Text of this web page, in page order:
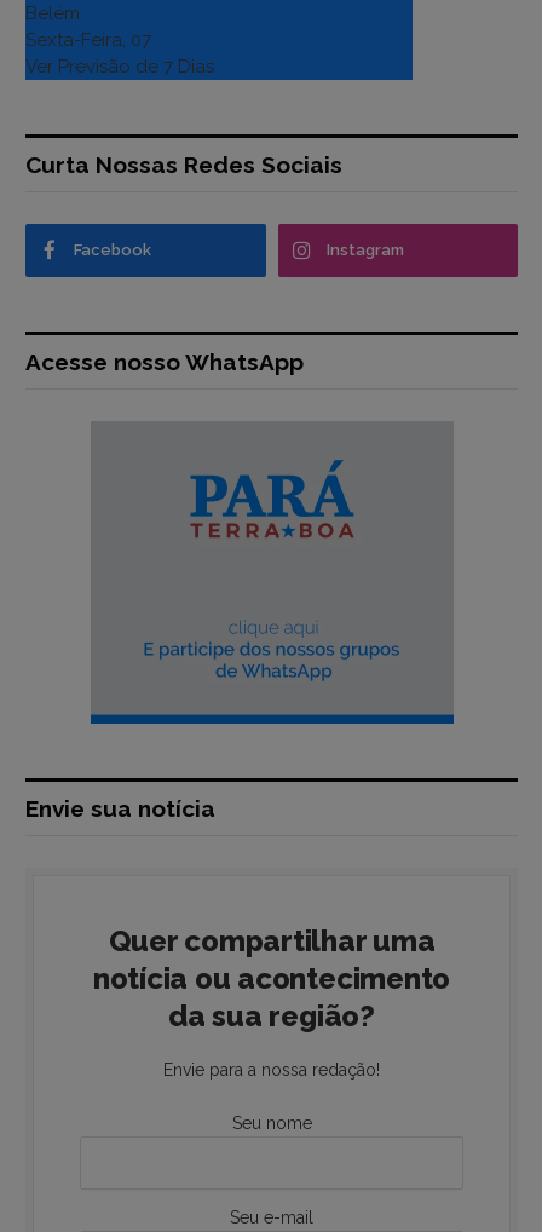
Belém
Sexta-Feira, 07
Ver Previsão de 7 Dias
Curta Nossas Redes Sociais
Facebook Instagram
Acesse nosso WhatsApp
Envie sua notícia
Quer compartilhar uma
notícia ou acontecimento
da sua região?
Envie para a nossa redação!
Seu nome
Seu e-mail